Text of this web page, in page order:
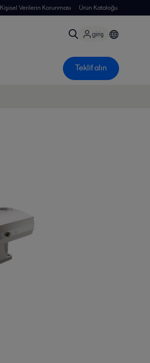
Kişisel Verilerin Korunması Ürün Kataloğu
giriş
Teklif alın